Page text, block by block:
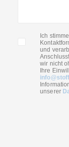
Ich
und
wir nicht
Ihre
unserer